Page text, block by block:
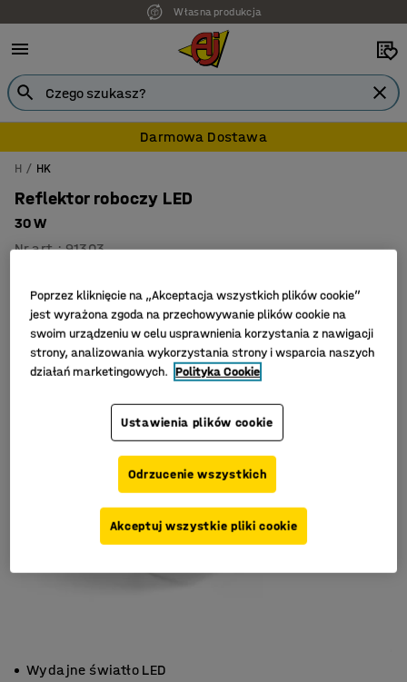
Własna produkcja
Darmowa Dostawa
H HK
Reflektor roboczy LED
30 W
Nr art.:91303
Wydajne światło LED
Poprzez kliknięcie na „Akceptacja wszystkich plików cookie”
jest wyrażona zgoda na przechowywanie plików cookie na
swoim urządzeniu w celu usprawnienia korzystania z nawigacji
strony, analizowania wykorzystania strony i wsparcia naszych
działań marketingowych. Polityka Cookie
Ustawienia plików cookie
Odrzucenie wszystkich
Akceptuj wszystkie pliki cookie